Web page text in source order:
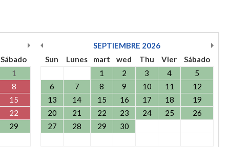
Sábado
1
8
15
22
29
SEPTIEMBRE 2026
Sun
Lunes mart wed Thu Vier
Sábado
1
2 3 4
5
6
7 8 9 10 11
12
13
14 15 16 17 18
19
20
21 22 23 24 25
26
27
28 29 30